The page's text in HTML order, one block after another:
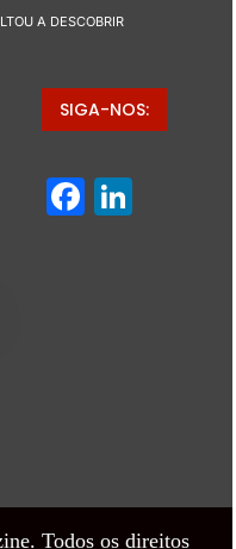
A DESCOBRIR
SIGA-NOS:
Todos os direitos